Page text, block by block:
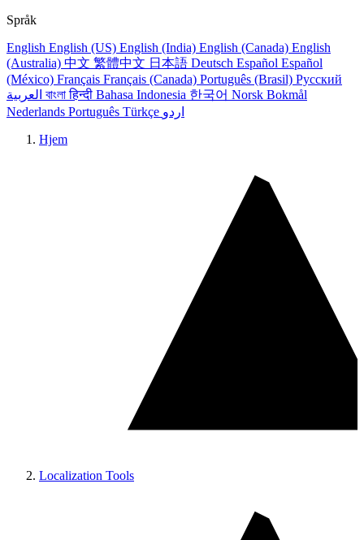
Språk
English English (US) English (India) English (Canada) English
(Australia) 中文 繁體中文 日本語 Deutsch Español Español
(México) Français Français (Canada) Português (Brasil) Русский
বাংলাहिन्दी Bahasa Indonesia 한국어 Norsk Bokmål
Nederlands Português Türkçe اردو
Hjem
Localization Tools